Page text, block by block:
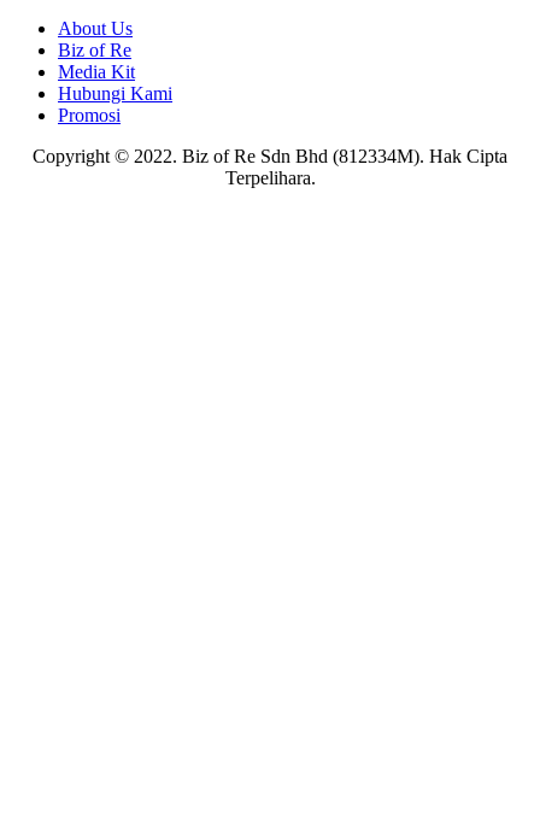
About Us
Biz of Re
Media Kit
Hubungi Kami
Promosi
Copyright © 2022. Biz of Re Sdn Bhd (812334M). Hak Cipta
Terpelihara.